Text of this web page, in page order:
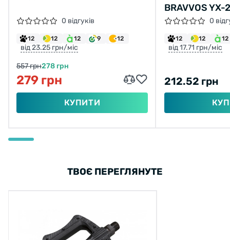
0 відгуків
12 12 12 9 12
від 23.25 грн/міс
557 грн278 грн
279 грн
КУПИТИ
BRAVVOS YX-
109.5*95ММ
0
12 12 12
від 17.71 грн/міс
212.52 грн
ТВОЄ ПЕРЕГЛЯНУТЕ